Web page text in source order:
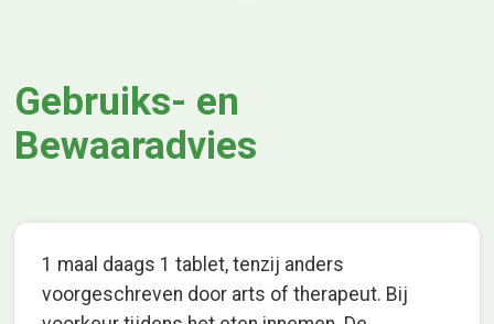
Gebruiks- en
Bewaaradvies
1 maal daags 1 tablet, tenzij anders
voorgeschreven door arts of therapeut. Bij